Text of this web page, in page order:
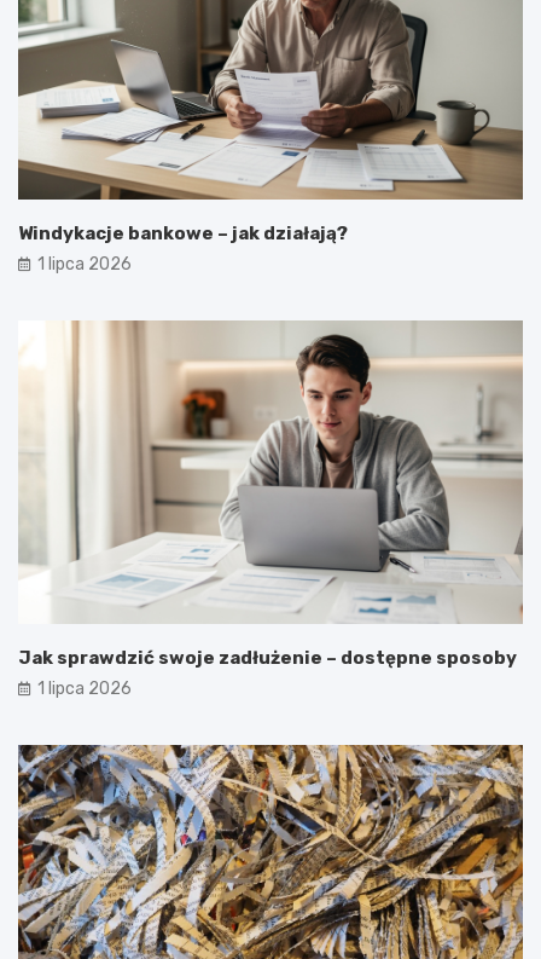
Windykacje bankowe – jak działają?
1 lipca 2026
Jak sprawdzić swoje zadłużenie – dostępne sposoby
1 lipca 2026